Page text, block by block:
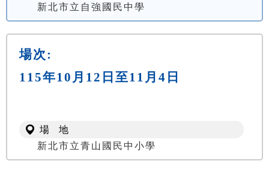
新北市立自強國民中學
場次:
115年10月12日至11月4日
場 地
新北市立青山國民中小學